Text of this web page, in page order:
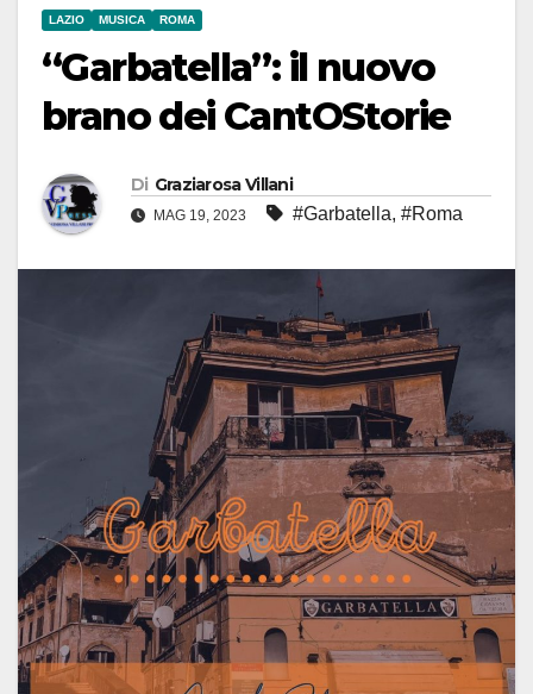
LAZIO MUSICA ROMA
“Garbatella”: il nuovo
brano dei CantOStorie
Di Graziarosa Villani
MAG 19, 2023 #Garbatella, #Roma